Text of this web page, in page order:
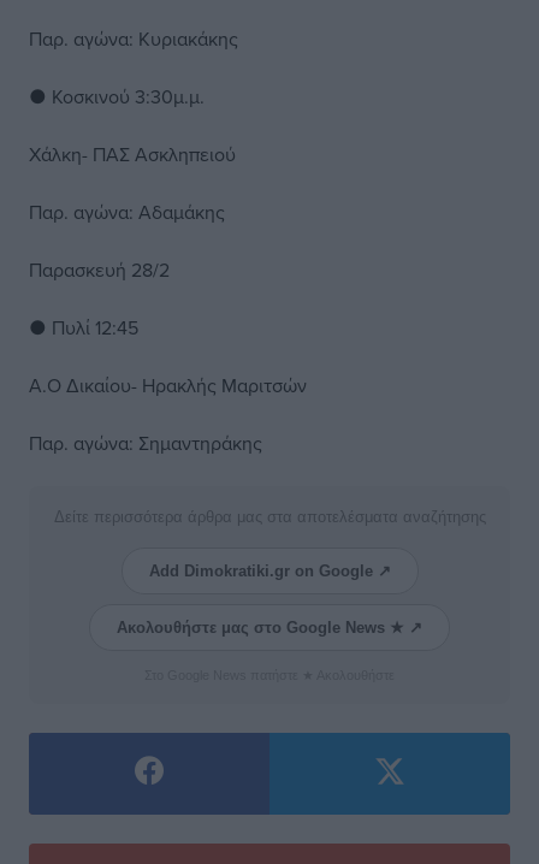
Παρ. αγώνα: Κυριακάκης
● Κοσκινού 3:30μ.μ.
Χάλκη- ΠΑΣ Ασκληπειού
Παρ. αγώνα: Αδαμάκης
Παρασκευή 28/2
● Πυλί 12:45
Α.Ο Δικαίου- Ηρακλής Μαριτσών
Παρ. αγώνα: Σημαντηράκης
Δείτε περισσότερα άρθρα μας στα αποτελέσματα αναζήτησης
Add Dimokratiki.gr on Google ↗
Ακολουθήστε μας στο Google News ★ ↗